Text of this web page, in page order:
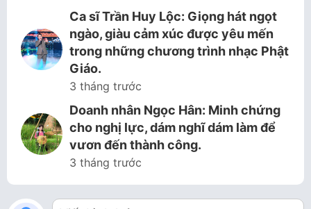
Ca sĩ Trần Huy Lộc: Giọng hát ngọt
ngào, giàu cảm xúc được yêu mến
trong những chương trình nhạc Phật
Giáo.
3 tháng trước
Doanh nhân Ngọc Hân: Minh chứng
cho nghị lực, dám nghĩ dám làm để
vươn đến thành công.
3 tháng trước